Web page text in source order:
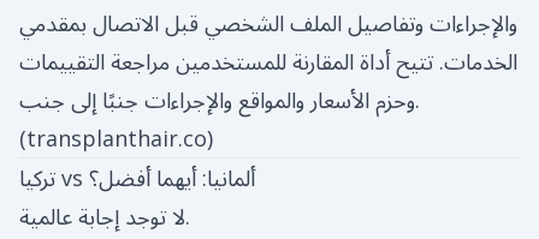
والإجراءات وتفاصيل الملف الشخصي قبل الاتصال بمقدمي
الخدمات. تتيح أداة المقارنة للمستخدمين مراجعة التقييمات
وحزم الأسعار والمواقع والإجراءات جنبًا إلى جنب.
(transplanthair.co)
تركيا vs ألمانيا: أيهما أفضل؟
لا توجد إجابة عالمية.